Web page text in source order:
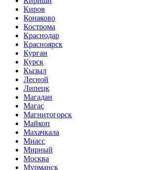
Киров
Конаково
Кострома
Краснодар
Красноярск
Курган
Курск
Кызыл
Лесной
Липецк
Магадан
Магас
Магнитогорск
Майкоп
Махачкала
Миасс
Мирный
Москва
Мурманск